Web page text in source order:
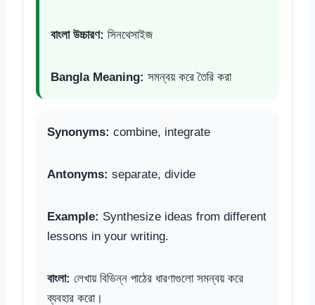
বাংলা উচ্চারণ: সিনথেসাইজ
Bangla Meaning: সমন্বয় করে তৈরি করা
Synonyms: combine, integrate
Antonyms: separate, divide
Example: Synthesize ideas from different
lessons in your writing.
বাংলা: লেখায় বিভিন্ন পাঠের ধারণাগুলো সমন্বয় করে
ব্যবহার করো।